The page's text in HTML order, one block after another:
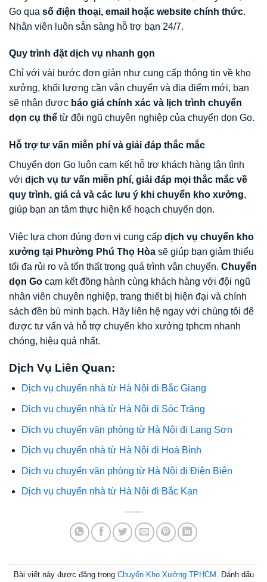
Go qua số điện thoại, email hoặc website chính thức.
Nhân viên luôn sẵn sàng hỗ trợ bạn 24/7.
Quy trình đặt dịch vụ nhanh gọn
Chỉ với vài bước đơn giản như cung cấp thông tin về kho
xưởng, khối lượng cần vận chuyển và địa điểm mới, bạn
sẽ nhận được báo giá chính xác và lịch trình chuyển
dọn cụ thể từ đội ngũ chuyên nghiệp của chuyển dọn Go.
Hỗ trợ tư vấn miễn phí và giải đáp thắc mắc
Chuyển dọn Go luôn cam kết hỗ trợ khách hàng tận tình
với dịch vụ tư vấn miễn phí, giải đáp mọi thắc mắc về
quy trình, giá cả và các lưu ý khi chuyển kho xưởng,
giúp bạn an tâm thực hiện kế hoạch chuyển dọn.
Việc lựa chọn đúng đơn vị cung cấp dịch vụ chuyển kho
xưởng tại Phường Phú Thọ Hòa sẽ giúp bạn giảm thiểu
tối đa rủi ro và tổn thất trong quá trình vận chuyển. Chuyển
dọn Go cam kết đồng hành cùng khách hàng với đội ngũ
nhân viên chuyên nghiệp, trang thiết bị hiện đại và chính
sách đền bù minh bạch. Hãy liên hệ ngay với chúng tôi để
được tư vấn và hỗ trợ chuyển kho xưởng tphcm nhanh
chóng, hiệu quả nhất.
Dịch Vụ Liên Quan:
Dịch vụ chuyển nhà từ Hà Nội đi Bắc Giang
Dịch vụ chuyển nhà từ Hà Nội đi Sóc Trăng
Dịch vụ chuyển văn phòng từ Hà Nội đi Lạng Sơn
Dịch vụ chuyển nhà từ Hà Nội đi Hoà Bình
Dịch vụ chuyển văn phòng từ Hà Nội đi Điện Biên
Dịch vụ chuyển nhà từ Hà Nội đi Bắc Kạn
Bài viết này được đăng trong Chuyển Kho Xưởng TPHCM . Đánh dấu